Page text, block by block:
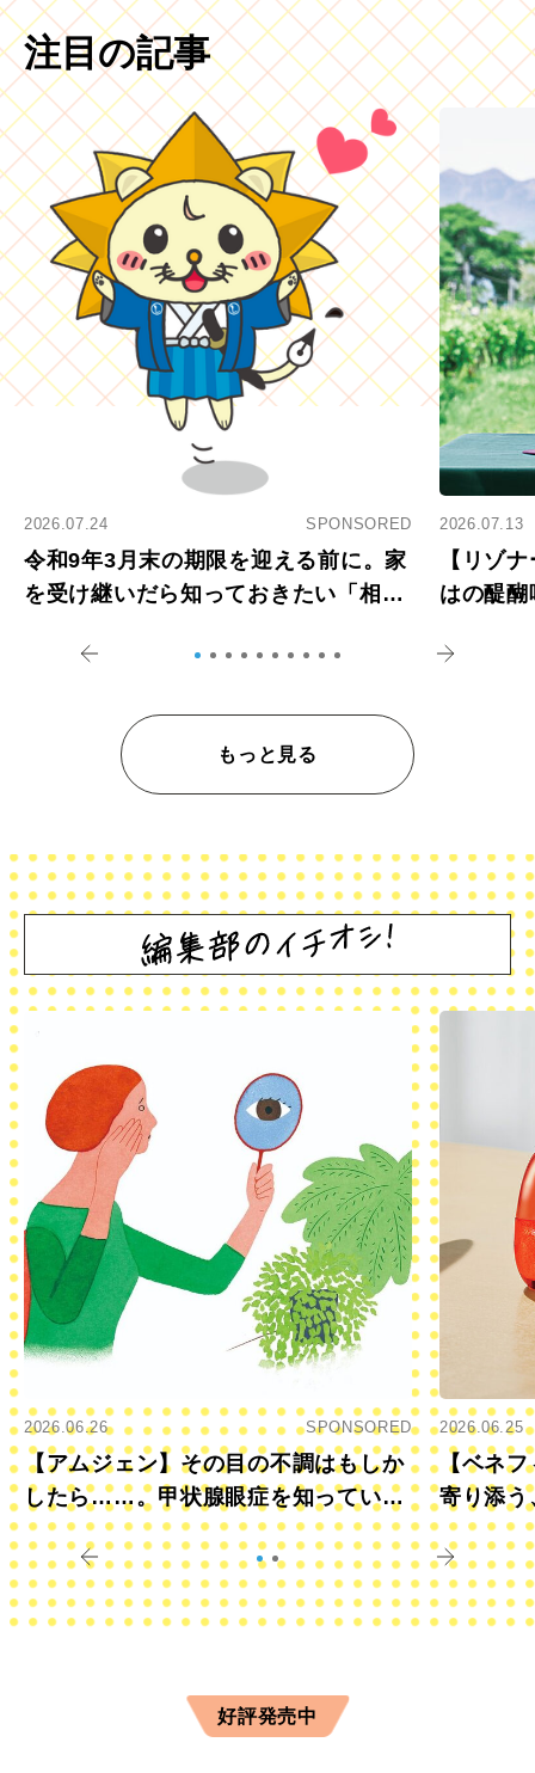
注目の記事
2026.07.24 SPONSORED
令和9年3月末の期限を迎える前に。家
を受け継いだら知っておきたい「相続
2026.07.13
【リゾ
はの醍
もっと見る
2026.06.26 SPONSORED
【アムジェン】その目の不調はもしか
したら……。甲状腺眼症を知っていま
すか？
2026.06.25
【ベネフ
寄り添う
きに
好評発売中